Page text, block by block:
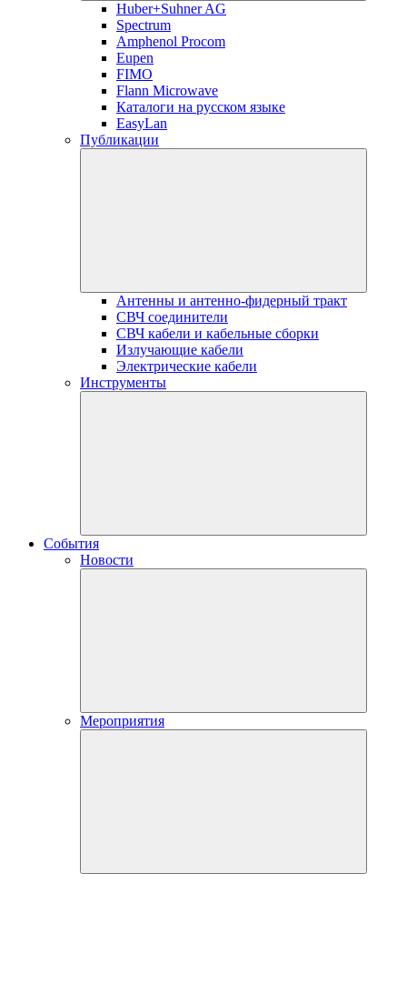
Huber+Suhner AG
Spectrum
Amphenol Procom
Eupen
FIMO
Flann Microwave
Каталоги на русском языке
EasyLan
Публикации
Антенны и антенно-фидерный тракт
СВЧ соединители
СВЧ кабели и кабельные сборки
Излучающие кабели
Электрические кабели
Инструменты
События
Новости
Мероприятия